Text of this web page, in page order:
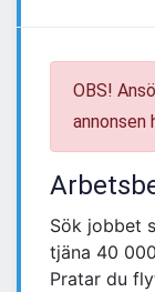
OBS!
annonsen
Sök jobbet
tjäna 40
Pratar du